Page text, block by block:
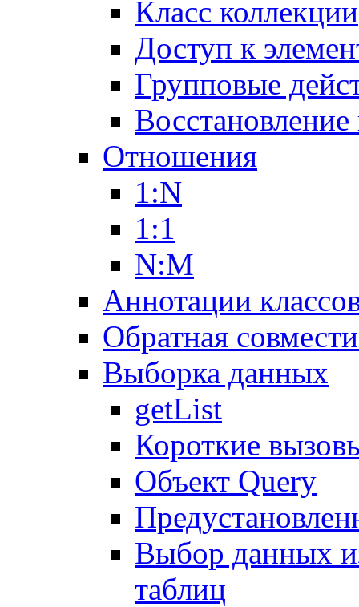
Класс коллекции
Доступ к
Групповые
Отношения
1:N
1:1
N:M
Аннотации
Обратная
Выборка данных
getList
Короткие
Объект Query
Выбор данных
таблиц